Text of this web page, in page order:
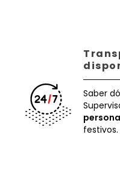
Saber